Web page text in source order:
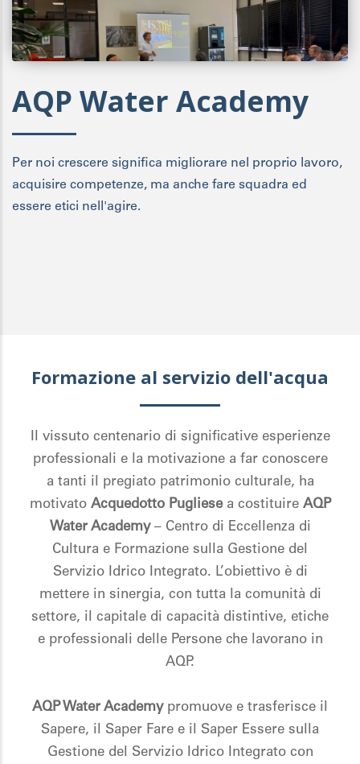
AQP Water Academy
Per noi crescere significa migliorare nel proprio lavoro,
acquisire competenze, ma anche fare squadra ed
essere etici nell'agire.
Formazione al servizio dell'acqua
Il vissuto centenario di significative esperienze
professionali e la motivazione a far conoscere
a tanti il pregiato patrimonio culturale, ha
motivato Acquedotto Pugliesea costituire AQP
Water Academy– Centro di Eccellenza di
Cultura e Formazione sulla Gestione del
Servizio Idrico Integrato. L’obiettivo è di
mettere in sinergia, con tutta la comunità di
settore, il capitale di capacità distintive, etiche
e professionali delle Persone che lavorano in
AQP.
AQP Water Academypromuove e trasferisce il
Sapere, il Saper Fare e il Saper Essere sulla
Gestione del Servizio Idrico Integrato con